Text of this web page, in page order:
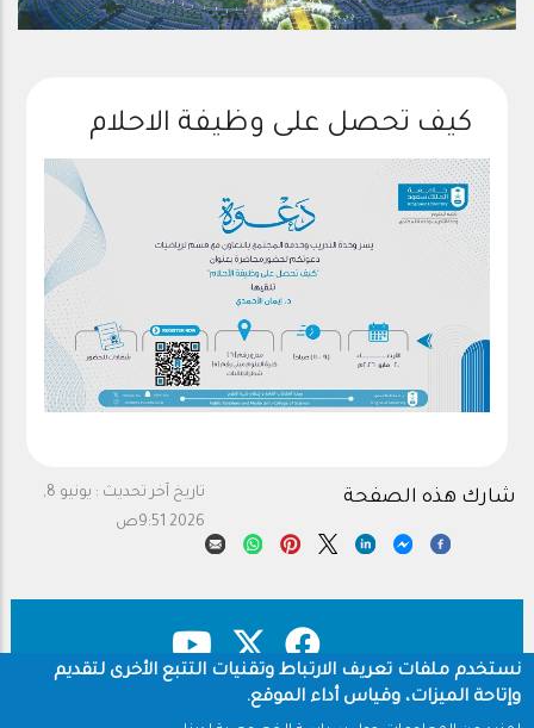
كيف تحصل على وظيفة الاحلام
تاريخ آخر تحديث :
يونيو 8,
2026 9:51ص
شارك هذه الصفحة
Footer
نستخدم ملفات تعريف الارتباط وتقنيات التتبع الأخرى لتقديم
وإتاحة الميزات، وقياس أداء الموقع.